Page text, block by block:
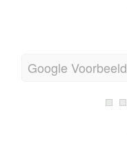
Google Voorbeeld